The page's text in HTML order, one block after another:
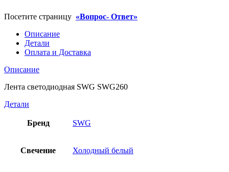
Посетите страницу «Вопрос- Ответ»
Описание
Детали
Оплата и Доставка
Описание
Лента светодиодная SWG SWG260
Детали
Бренд SWG
Свечение Холодный белый